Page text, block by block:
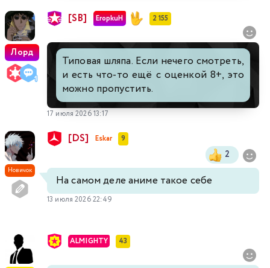
Лорд
[SB] EropkuH 2 155
Типовая шляпа. Если нечего смотреть,
и есть что-то ещё с оценкой 8+, это
можно пропустить.
17 июля 2026 13:17
Новичок
[DS] Eskar 9
2
На самом деле аниме такое себе
13 июля 2026 22:49
ALMIGHTY 43